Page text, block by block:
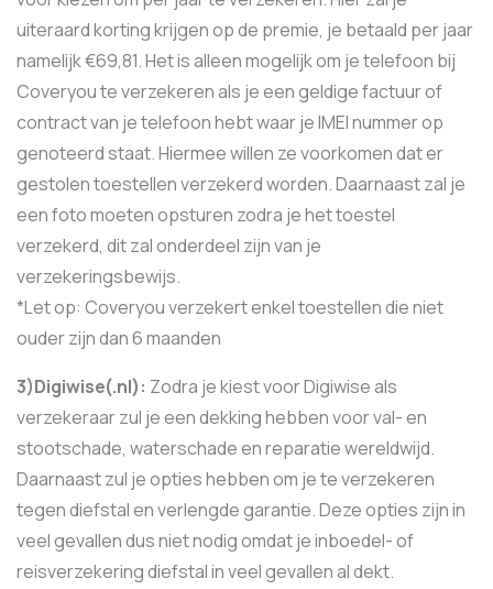
uiteraard korting krijgen op de premie, je betaald per jaar
namelijk €69,81. Het is alleen mogelijk om je telefoon bij
Coveryou te verzekeren als je een geldige factuur of
contract van je telefoon hebt waar je IMEI nummer op
genoteerd staat. Hiermee willen ze voorkomen dat er
gestolen toestellen verzekerd worden. Daarnaast zal je
een foto moeten opsturen zodra je het toestel
verzekerd, dit zal onderdeel zijn van je
verzekeringsbewijs.
*Let op: Coveryou verzekert enkel toestellen die niet
ouder zijn dan 6 maanden
3)Digiwise(.nl): Zodra je kiest voor Digiwise als
verzekeraar zul je een dekking hebben voor val- en
stootschade, waterschade en reparatie wereldwijd.
Daarnaast zul je opties hebben om je te verzekeren
tegen diefstal en verlengde garantie. Deze opties zijn in
veel gevallen dus niet nodig omdat je inboedel- of
reisverzekering diefstal in veel gevallen al dekt.